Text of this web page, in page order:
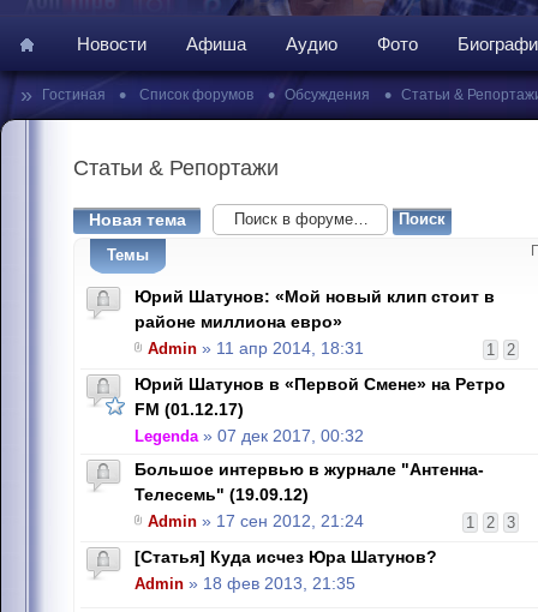
Новости Афиша Аудио Фото
» Гостиная • Список форумов • Обсуждения • Статьи &
Статьи & Репортажи
Новая тема
Темы
Юрий Шатунов: «Мой новый клип стоит в
районе миллиона евро»
1 2
Admin » 11 апр 2014, 18:31
Юрий Шатунов в «Первой Смене» на Ретро
FM (01.12.17)
Legenda» 07 дек 2017, 00:32
Большое интервью в журнале "Антенна-
Телесемь" (19.09.12)
1 2 3
Admin » 17 сен 2012, 21:24
[Статья] Куда исчез Юра Шатунов?
Admin » 18 фев 2013, 21:35